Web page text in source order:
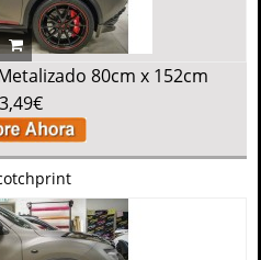
80cm x 152cm